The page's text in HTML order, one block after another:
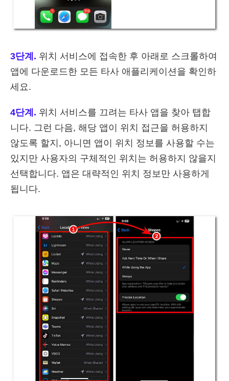
3단계. 위치 서비스에 접속한 후 아래로 스크롤하여
앱에 다운로드한 모든 타사 애플리케이션을 확인하
세요.
4단계. 위치 서비스를 끄려는 타사 앱을 찾아 탭합
니다. 그런 다음, 해당 앱이 위치 접근을 허용하지
않도록 할지, 아니면 앱이 위치 정보를 사용할 수는
있지만 사용자의 구체적인 위치는 허용하지 않을지
선택합니다. 앱은 대략적인 위치 정보만 사용하게
됩니다.